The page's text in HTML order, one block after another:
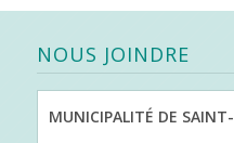
NOUS JOINDRE
MUNICIPALITÉ DE